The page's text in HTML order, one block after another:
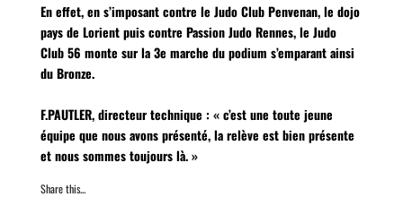
En effet, en s’imposant contre le Judo Club Penvenan, le dojo
pays de Lorient puis contre Passion Judo Rennes, le Judo
Club 56 monte sur la 3e marche du podium s’emparant ainsi
du Bronze.
F.PAUTLER, directeur technique : « c’est une toute jeune
équipe que nous avons présenté, la relève est bien présente
et nous sommes toujours là. »
Share this...